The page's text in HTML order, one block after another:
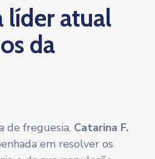
líder atual
da
de freguesia, Catarina F.
em resolver os